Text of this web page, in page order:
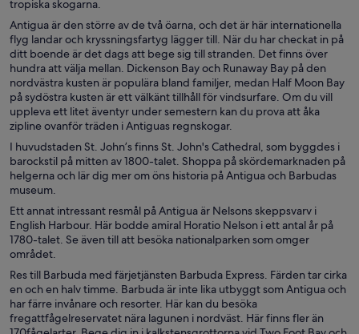
tropiska skogarna.
Antigua är den större av de två öarna, och det är här internationella
flyg landar och kryssningsfartyg lägger till. När du har checkat in på
ditt boende är det dags att bege sig till stranden. Det finns över
hundra att välja mellan. Dickenson Bay och Runaway Bay på den
nordvästra kusten är populära bland familjer, medan Half Moon Bay
på sydöstra kusten är ett välkänt tillhåll för vindsurfare. Om du vill
uppleva ett litet äventyr under semestern kan du prova att åka
zipline ovanför träden i Antiguas regnskogar.
I huvudstaden St. John’s finns St. John's Cathedral, som byggdes i
barockstil på mitten av 1800-talet. Shoppa på skördemarknaden på
helgerna och lär dig mer om öns historia på Antigua och Barbudas
museum.
Ett annat intressant resmål på Antigua är Nelsons skeppsvarv i
English Harbour. Här bodde amiral Horatio Nelson i ett antal år på
1780-talet. Se även till att besöka nationalparken som omger
området.
Res till Barbuda med färjetjänsten Barbuda Express. Färden tar cirka
en och en halv timme. Barbuda är inte lika utbyggt som Antigua och
har färre invånare och resorter. Här kan du besöka
fregattfågelreservatet nära lagunen i nordväst. Här finns fler än